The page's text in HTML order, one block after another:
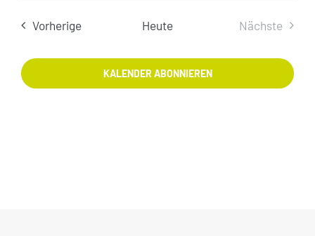
VorherigeVeranstaltungen
Heute
Nächste
KALENDER ABONNIEREN